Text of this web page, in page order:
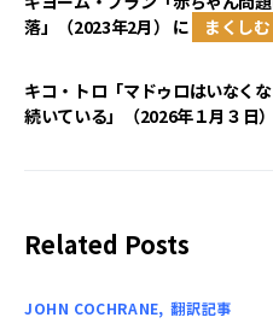
落」（2023年2月） に まくしむ
キコ・トロ「マドゥロはいなく
続いている」（2026年１月３日）
Related Posts
JOHN COCHRANE 翻訳記事